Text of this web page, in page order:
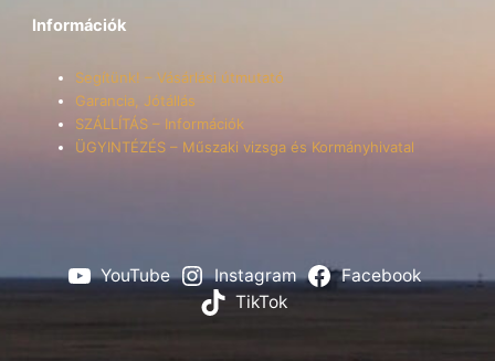
Információk
Segítünk! – Vásárlási útmutató
Garancia, Jótállás
SZÁLLÍTÁS – Információk
ÜGYINTÉZÉS – Műszaki vizsga és Kormányhivatal
YouTube Instagram
Facebook
TikTok